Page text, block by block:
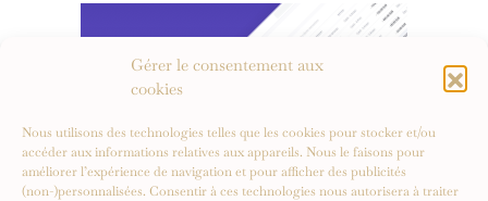
Gérer le consentement aux
cookies
Nous utilisons des technologies telles que les cookies pour stocker et/ou
accéder aux informations relatives aux appareils. Nous le faisons pour
améliorer l’expérience de navigation et pour afficher des publicités
(non-)personnalisées. Consentir à ces technologies nous autorisera à traiter